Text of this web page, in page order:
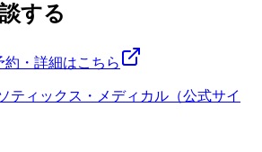
する
約・詳細はこちら
ティックス・メディカル（公式サイ